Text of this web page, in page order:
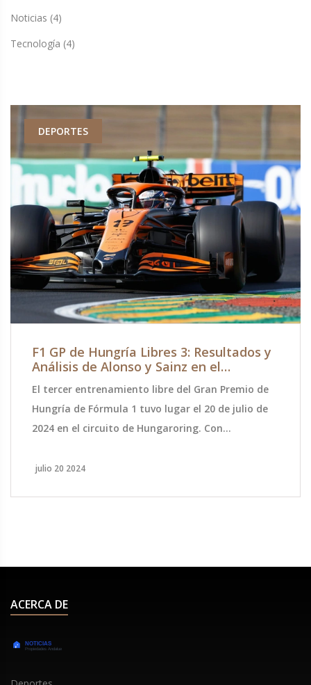
Noticias (4)
Tecnología (4)
DEPORTES
F1 GP de Hungría Libres 3: Resultados y
Análisis de Alonso y Sainz en el
El tercer entrenamiento libre del Gran Premio de
Hungría de Fórmula 1 tuvo lugar el 20 de julio de
2024 en el circuito de Hungaroring. Con
pilotos compitieron en temperaturas ambiente de
julio 20 2024
ACERCA DE